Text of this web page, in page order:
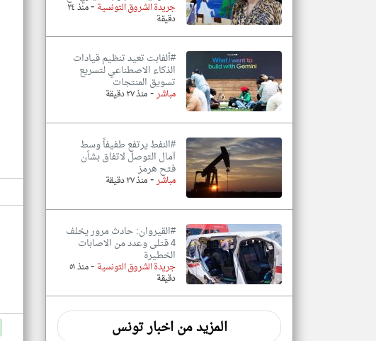
جريدة الشروق التونسية- منذ ٢٤
دقيقة
#ألفابت تعيد تنظيم قيادات
الذكاء الاصطناعي لتسريع
تسويق المنتجات
مباشر-منذ ٢٧ دقيقة
#النفط يرتفع طفيفاً وسط
آمال التوصل لاتفاق بشأن
فتح هرمز
مباشر-منذ ٢٧ دقيقة
#القيروان: حادث مرور يخلف
4 قتلى وعدد من الاصابات
الخطيرة
جريدة الشروق التونسية - منذ ٥١
دقيقة
المزيد من اخبار تونس